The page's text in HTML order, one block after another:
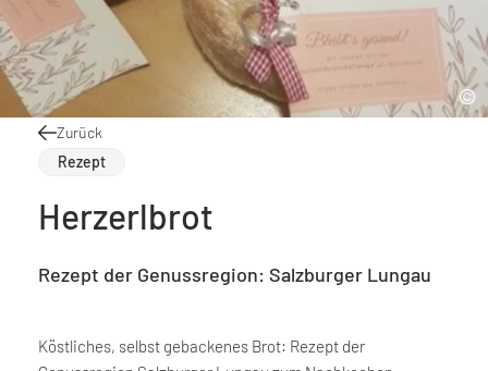
Zurück
Rezept
Herzerlbrot
Rezept der Genussregion: Salzburger Lungau
Köstliches, selbst gebackenes Brot: Rezept der